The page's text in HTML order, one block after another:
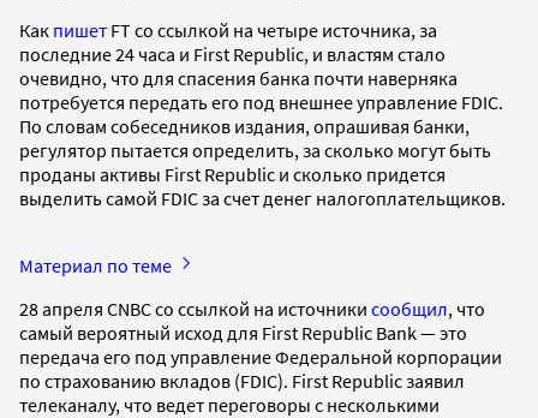
Как пишет FT со ссылкой на четыре источника, за
последние 24 часа и First Republic, и властям стало
очевидно, что для спасения банка почти наверняка
потребуется передать его под внешнее управление FDIC.
По словам собеседников издания, опрашивая банки,
регулятор пытается определить, за сколько могут быть
проданы активы First Republic и сколько придется
выделить самой FDIC за счет денег налогоплательщиков.
Материал по теме
28 апреля CNBC со ссылкой на источники сообщил, что
самый вероятный исход для First Republic Bank — это
передача его под управление Федеральной корпорации
по страхованию вкладов (FDIC). First Republic заявил
телеканалу, что ведет переговоры с несколькими